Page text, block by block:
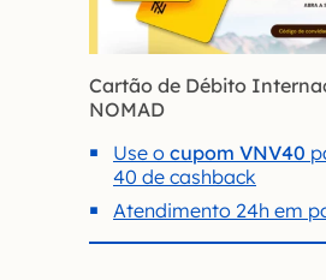
Cartão de Débito
NOMAD
Use o cupom VNV40
40 de cashback
Atendimento 24h em